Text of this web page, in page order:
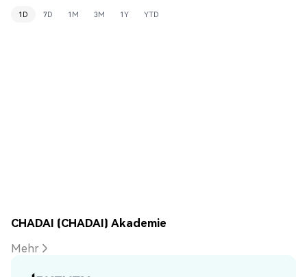
1D 7D 1M 3M 1Y YTD
CHADAI (CHADAI) Akademie
Mehr